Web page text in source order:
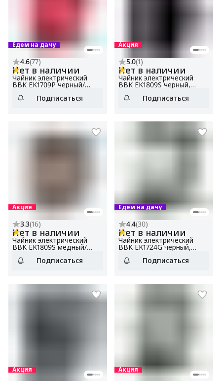
Едем на дачу
4.6(77)
Нет в наличии
Чайник электрический
BBK EK1709P черный/
красный, объем 1.7 л,
мощность 1800-2000 Вт
Подписаться
Акция
5.0(1)
Нет в наличии
Чайник электрический
BBK EK1809S черный,
объем 1.8 л, мощность
1800-2000 ВтПодписаться
Акция
3.3(16)
Нет в наличии
Чайник электрический
BBK EK1809S медный/
черный, объем 1.8 л,
мощность 1800-2000 Вт
Подписаться
Едем на дачу
4.4(30)
Нет в наличии
Чайник электрический
BBK EK1724G черный,
объем 1.7 л, мощность
1850-2200 ВтПодписаться
Акция Акция